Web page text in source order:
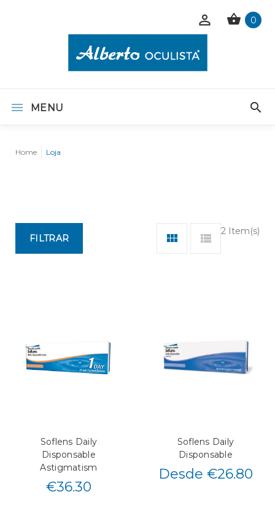
0
MENU
Home Loja
2 Item(s)
FILTRAR
Soflens Daily
Disponsable
Astigmatism
€36.30
Soflens Daily
Disponsable
Desde €26.80